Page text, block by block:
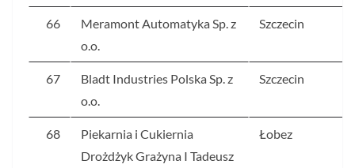
66
Meramont Automatyka Sp. z
o.o.
Szczecin
67
Bladt Industries Polska Sp. z
o.o.
Szczecin
68
Piekarnia i Cukiernia
Drożdżyk Grażyna I Tadeusz
Łobez